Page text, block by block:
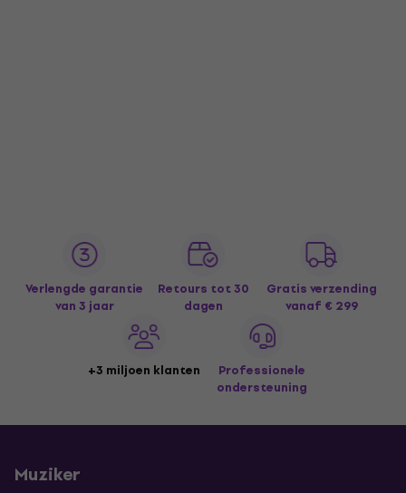
Verlengde garantie
van 3 jaar
Retours tot 30
dagen
Gratis verzending
vanaf € 299
+3 miljoen klanten
Professionele
ondersteuning
Muziker